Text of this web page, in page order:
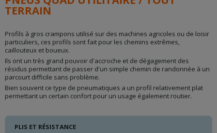
TERRAIN
Profils à gros crampons utilisé sur des machines agricoles ou de loisir
particuliers, ces profils sont fait pour les chemins extrêmes,
caillouteux et boueux.
Ils ont un très grand pouvoir d'accroche et de dégagement des
résidus permettant de passer d'un simple chemin de randonnée à un
parcourt difficile sans problème.
Bien souvent ce type de pneumatiques a un profil relativement plat
permettant un certain confort pour un usage également routier.
PLIS ET RÉSISTANCE